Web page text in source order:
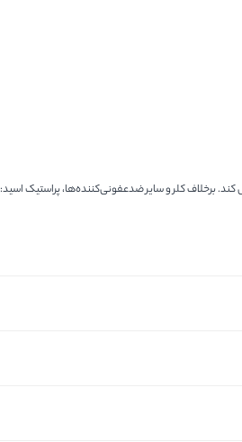
برخلاف کلر و سایر ضدعفونی‌کننده‌ها، پراستیک اسید: